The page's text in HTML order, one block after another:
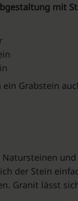
mit
Grabstein
der Stein
Granit lässt